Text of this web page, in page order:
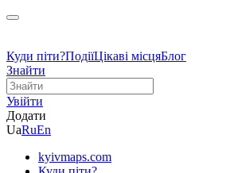
Куди піти?ПодіїЦікаві місцяБлог
Знайти
Увійти
Додати
UaRuEn
kyivmaps.com